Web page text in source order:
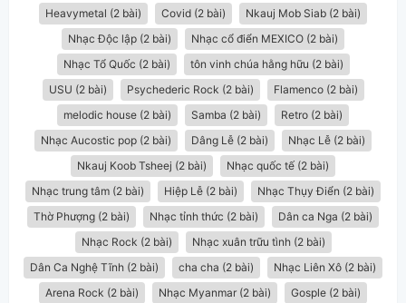
Heavymetal (2 bài) Covid (2 bài)
Nkauj Mob Siab (2 bài)
Nhạc Độc lập (2 bài)
Nhạc cổ điển MEXICO (2 bài)
Nhạc Tổ Quốc (2 bài)
tôn vinh chúa hằng hữu (2 bài)
USU (2 bài)
Psychederic Rock (2 bài)
Flamenco (2 bài)
melodic house (2 bài)
Samba (2 bài)
Retro (2 bài)
Nhạc Aucostic pop (2 bài)
Dâng Lễ (2 bài)
Nhạc Lễ (2 bài)
Nkauj Koob Tsheej (2 bài)
Nhạc quốc tế (2 bài)
Nhạc trung tâm (2 bài)
Hiệp Lễ (2 bài)
Nhạc Thụy Điển (2 bài)
Thờ Phượng (2 bài)
Nhạc tỉnh thức (2 bài)
Dân ca Nga (2 bài)
Nhạc Rock (2 bài)
Nhạc xuân trữu tình (2 bài)
Dân Ca Nghệ Tĩnh (2 bài)
cha cha (2 bài)
Nhạc Liên Xô (2 bài)
Arena Rock (2 bài)
Nhạc Myanmar (2 bài)
Gosple (2 bài)